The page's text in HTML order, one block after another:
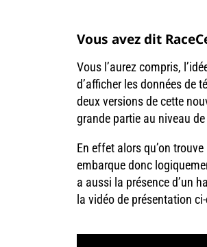
Vous avez dit
Vous l’aurez compris,
d’afficher les données de
deux versions de cette
grande partie au niveau
En effet alors qu’on
embarque donc
a aussi la présence d’un
la vidéo de présentation